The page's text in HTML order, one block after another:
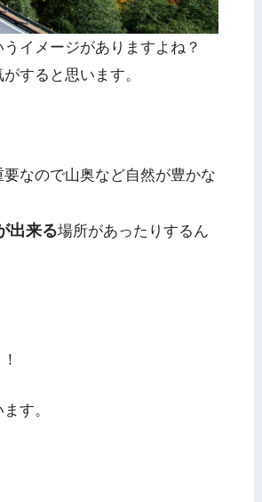
イメージがありますよね？
すると思います。
なので山奥など自然が豊かな
出来る場所があったりするん
す。